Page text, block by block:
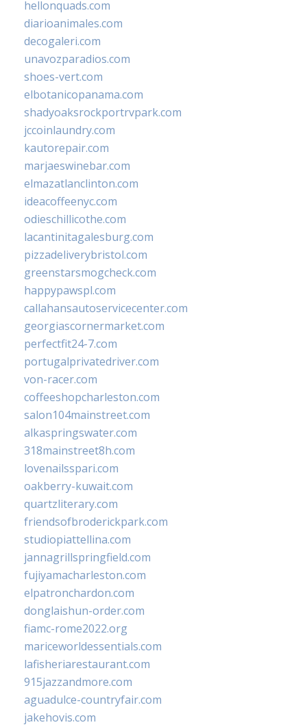
hellonquads.com
diarioanimales.com
decogaleri.com
unavozparadios.com
shoes-vert.com
elbotanicopanama.com
shadyoaksrockportrvpark.com
jccoinlaundry.com
kautorepair.com
marjaeswinebar.com
elmazatlanclinton.com
ideacoffeenyc.com
odieschillicothe.com
lacantinitagalesburg.com
pizzadeliverybristol.com
greenstarsmogcheck.com
happypawspl.com
callahansautoservicecenter.com
georgiascornermarket.com
perfectfit24-7.com
portugalprivatedriver.com
von-racer.com
coffeeshopcharleston.com
salon104mainstreet.com
alkaspringswater.com
318mainstreet8h.com
lovenailsspari.com
oakberry-kuwait.com
quartzliterary.com
friendsofbroderickpark.com
studiopiattellina.com
jannagrillspringfield.com
fujiyamacharleston.com
elpatronchardon.com
donglaishun-order.com
fiamc-rome2022.org
mariceworldessentials.com
lafisheriarestaurant.com
915jazzandmore.com
aguadulce-countryfair.com
jakehovis.com